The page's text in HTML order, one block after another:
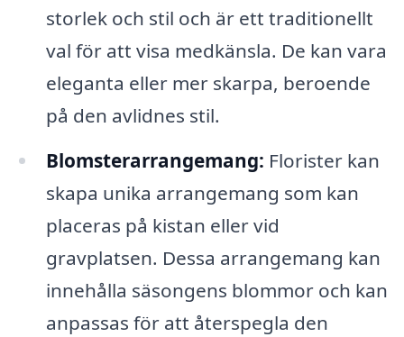
storlek och stil och är ett traditionellt
val för att visa medkänsla. De kan vara
eleganta eller mer skarpa, beroende
på den avlidnes stil.
Blomsterarrangemang: Florister kan
skapa unika arrangemang som kan
placeras på kistan eller vid
gravplatsen. Dessa arrangemang kan
innehålla säsongens blommor och kan
anpassas för att återspegla den